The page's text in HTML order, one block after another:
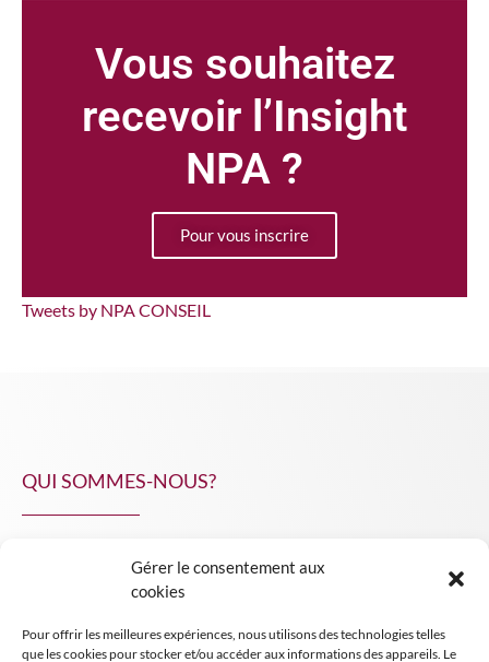
Gérer le consentement aux
cookies
Pour offrir les meilleures expériences, nous utilisons des technologies telles
que les cookies pour stocker et/ou accéder aux informations des appareils. Le
Vous souhaitez
recevoir l’Insight
NPA ?
Pour vous inscrire
Tweets by NPA CONSEIL
QUI SOMMES-NOUS?
INSIGHT NPA